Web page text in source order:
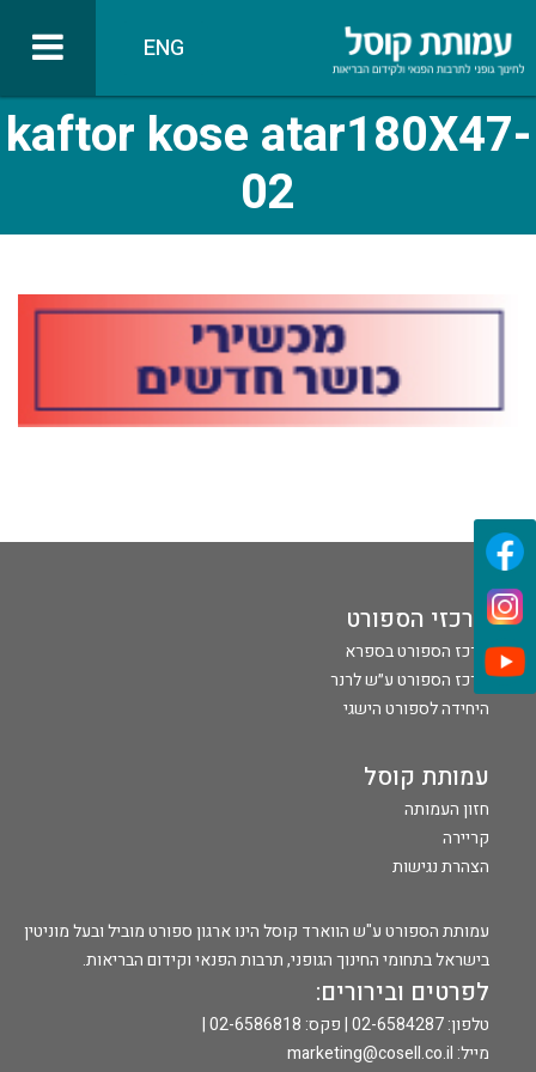
ENG
kaftor kose atar180X47-
02
מרכזי הספורט
מרכז הספורט בספרא
מרכז הספורט ע״ש לרנר
היחידה לספורט הישגי
עמותת קוסל
חזון העמותה
קריירה
הצהרת נגישות
עמותת הספורט ע"ש הווארד קוסל הינו ארגון ספורט מוביל ובעל מוניטין
בישראל בתחומי החינוך הגופני, תרבות הפנאי וקידום הבריאות.
לפרטים ובירורים:
טלפון: 02-6584287 | פקס: 02-6586818 |
מייל: marketing@cosell.co.il